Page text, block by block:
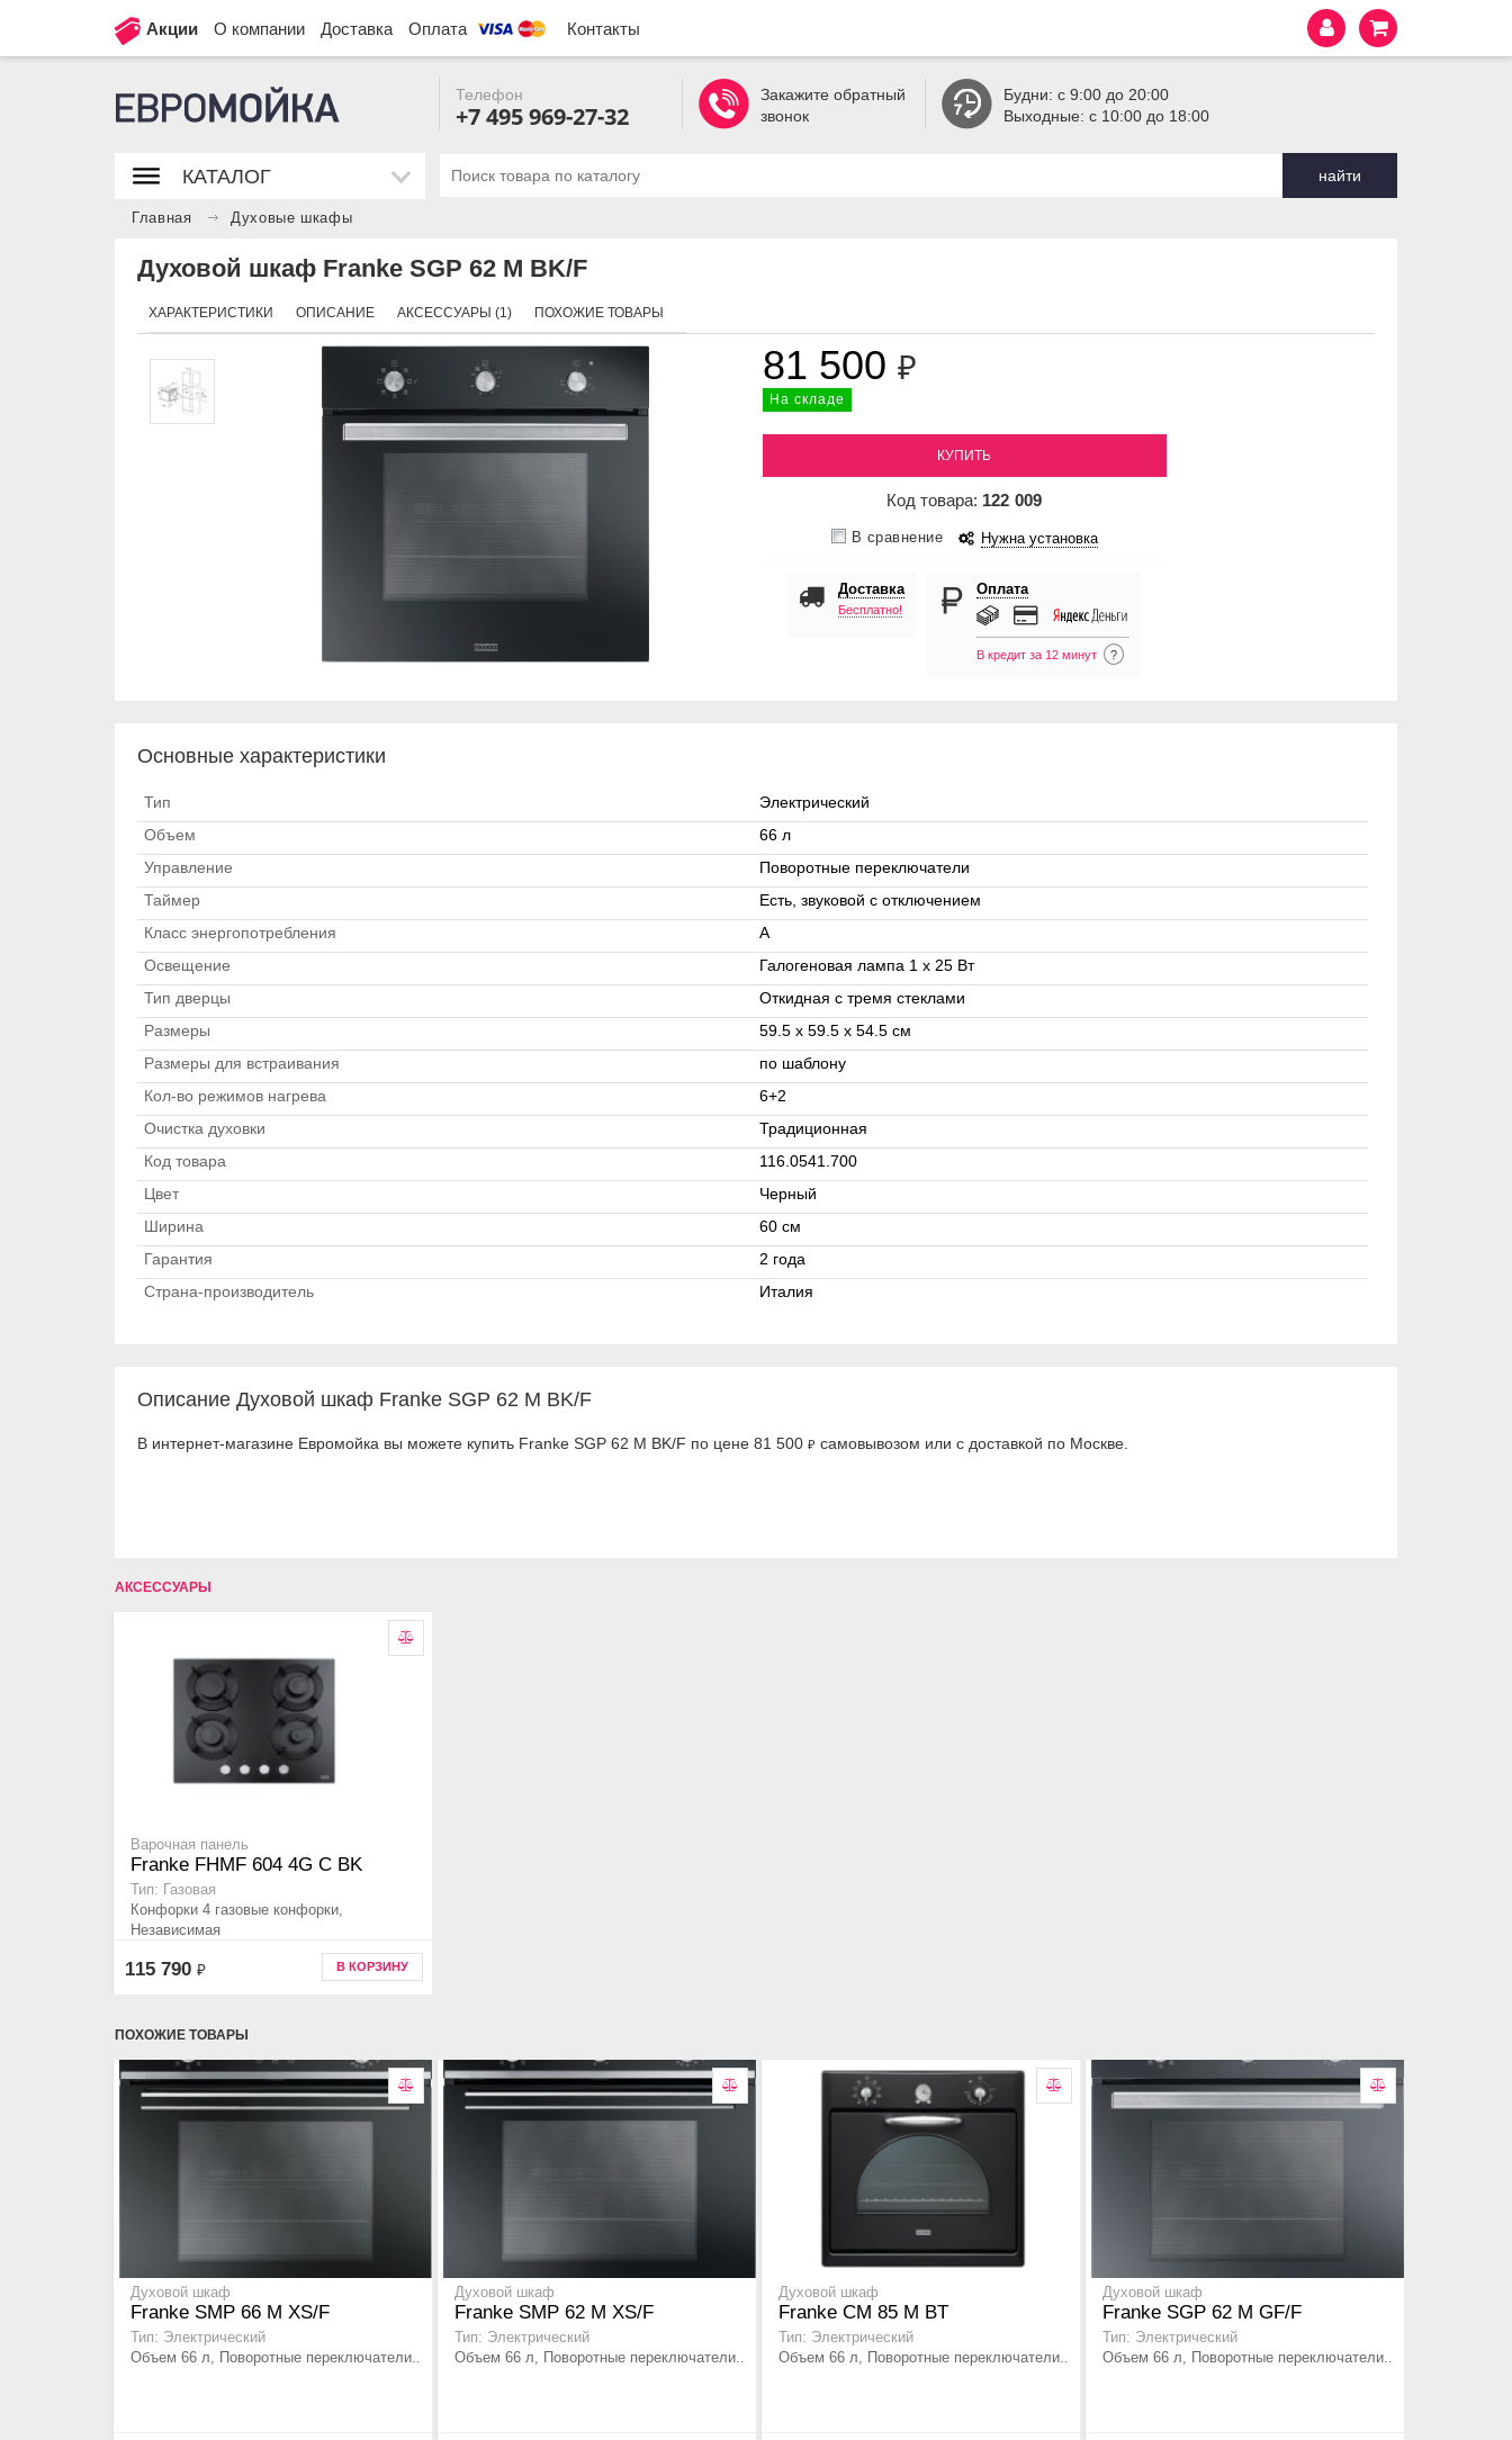
Акции О компании Доставка Оплата Контакты
Телефон
+7 495 969-27-32
Закажите обратный
звонок
Будни: с 9:00 до 20:00
Выходные: с 10:00 до 18:00
найти
КАТАЛОГ
Главная Духовые шкафы
Духовой шкаф Franke SGP 62 M BK/F
ХАРАКТЕРИСТИКИ ОПИСАНИЕ АКСЕССУАРЫ (1) ПОХОЖИЕ ТОВАРЫ
81 500 ₽
На складе
КУПИТЬ
Код товара: 122 009
В сравнение Нужна установка
Доставка
Бесплатно!
Оплата
В кредит за 12 минут ?
Основные характеристики
Тип
Электрический
Объем
66 л
Управление
Поворотные переключатели
Таймер
Есть, звуковой с отключением
Класс энергопотребления
А
Освещение
Галогеновая лампа 1 x 25 Вт
Тип дверцы
Откидная с тремя стеклами
Размеры
59.5 х 59.5 x 54.5 см
Размеры для встраивания
по шаблону
Кол-во режимов нагрева
6+2
Очистка духовки
Традиционная
Код товара
116.0541.700
Цвет
Черный
Ширина
60 см
Гарантия
2 года
Страна-производитель
Италия
Описание Духовой шкаф Franke SGP 62 M BK/F
В интернет-магазине Евромойка вы можете купить Franke SGP 62 M BK/F по цене 81 500 ₽ самовывозом или с доставкой по Москве.
АКСЕССУАРЫ
Варочная панель
Franke FHMF 604 4G C BK
Тип: Газовая
Конфорки 4 газовые конфорки,
Независимая
115 790 ₽ В КОРЗИНУ
ПОХОЖИЕ ТОВАРЫ
Духовой шкаф
Franke SMP 66 M XS/F
Тип: Электрический
Объем 66 л, Поворотные переключатели..
Духовой шкаф
Franke SMP 62 M XS/F
Тип: Электрический
Объем 66 л, Поворотные переключатели..
Духовой шкаф
Franke CM 85 M BT
Тип: Электрический
Объем 66 л, Поворотные переключатели..
Духовой шкаф
Franke SGP 62 M GF/F
Тип: Электрический
Объем 66 л, Поворотные переключатели..